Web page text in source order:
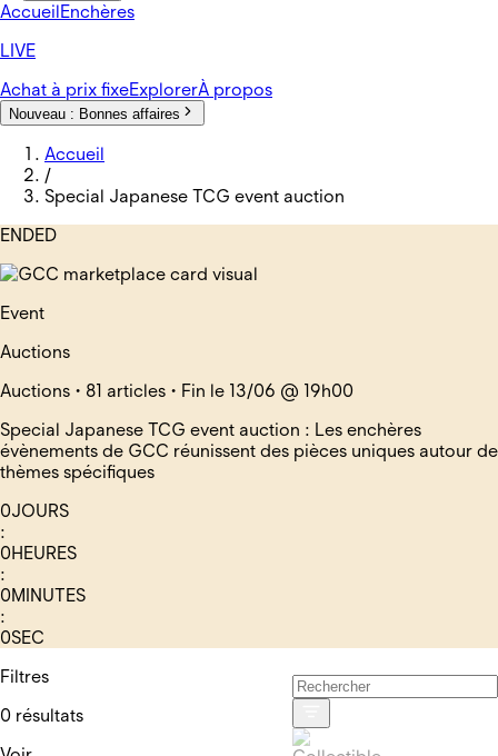
AccueilEnchères
LIVE
Achat à prix fixeExplorerÀ propos
Nouveau : Bonnes affaires
Accueil
/
Special Japanese TCG event auction
ENDED
Event
Auctions
Auctions • 81 articles • Fin le 13/06 @ 19h00
Special Japanese TCG event auction : Les enchères
évènements de GCC réunissent des pièces uniques autour de
thèmes spécifiques
0JOURS
:
0HEURES
:
0MINUTES
:
0SEC
Filtres
0 résultats